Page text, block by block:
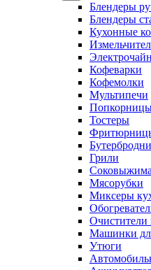
Блендеры
Блендеры
Кухонные
Кофеварки
Кофемолки
Мультипечи
Тостеры
Грили
Мясорубки
Миксеры
Очистители
Машинки
Утюги